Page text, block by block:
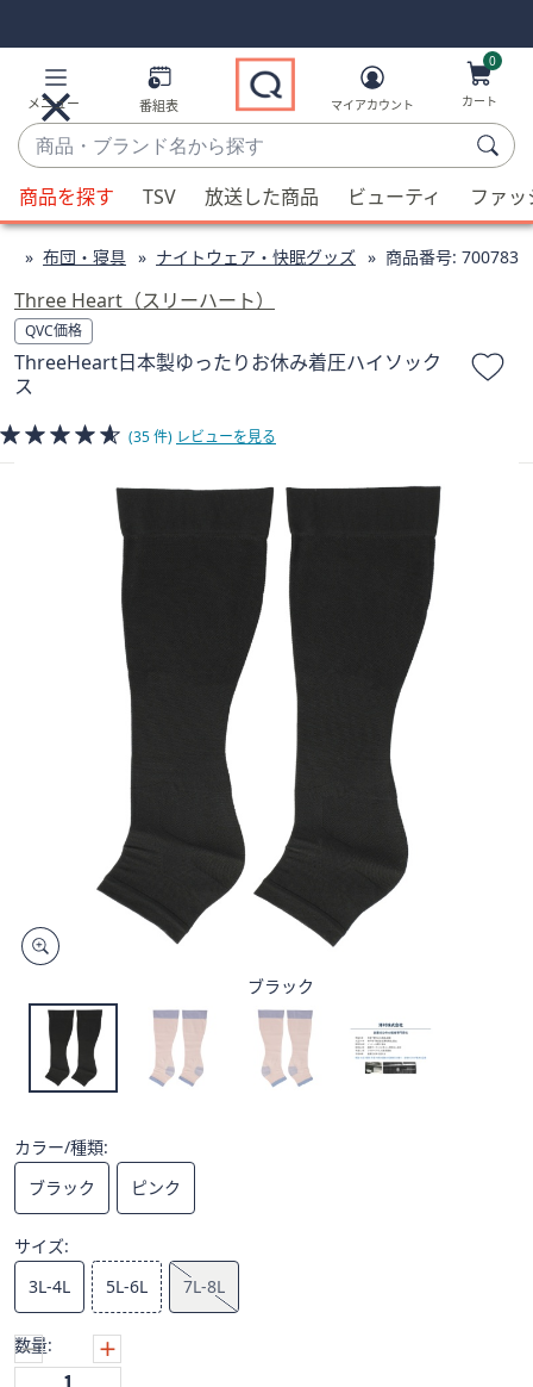
Links
Links2
メニュー 番組表
商
品・
ブ
ラ
ン
名
か
ら
探
す
候
補
利
用
可
能
な
合、
ス
で
右
ワ
プ
し
て
閲
覧
で
ま
マイアカウント
0
カート
商品を探す TSV 放送した商品 ビューティ ファ
布団・寝具 ナイトウェア・快眠グッズ 商品番号: 700783
Three Heart（スリーハート）
QVC価格
ThreeHeart日本製ゆったりお休み着圧ハイソック
ス
(35 件) レビューを見る
ブラック
カラー/種類:
ブラック
ピンク
サイズ:
3L-4L
5L-6L 7L-8L
数量: